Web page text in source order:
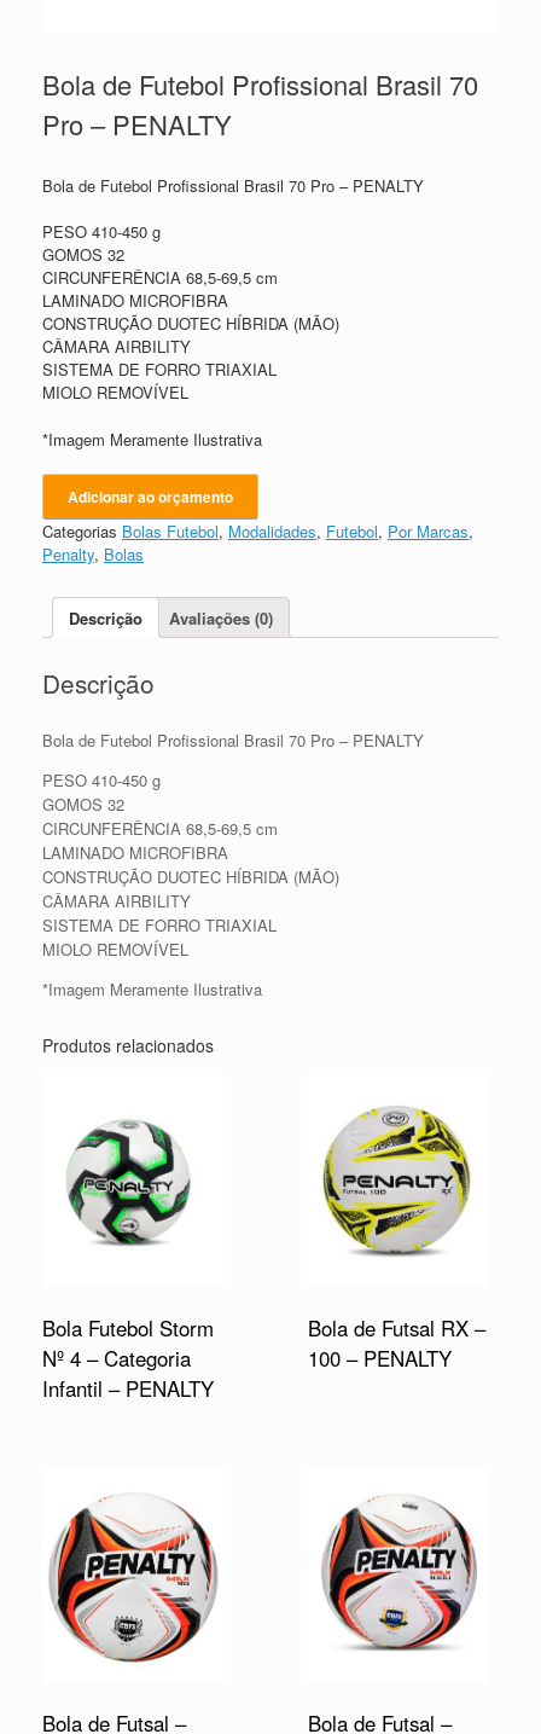
Bola de Futebol Profissional Brasil 70
Pro – PENALTY
Bola de Futebol Profissional Brasil 70 Pro – PENALTY
PESO 410-450 g
GOMOS 32
CIRCUNFERÊNCIA 68,5-69,5 cm
LAMINADO MICROFIBRA
CONSTRUÇÃO DUOTEC HÍBRIDA (MÃO)
CÂMARA AIRBILITY
SISTEMA DE FORRO TRIAXIAL
MIOLO REMOVÍVEL
*Imagem Meramente Ilustrativa
Adicionar ao orçamento
Categorias Bolas Futebol, Modalidades, Futebol, Por Marcas,
Penalty, Bolas
Descrição Avaliações (0)
Descrição
Bola de Futebol Profissional Brasil 70 Pro – PENALTY
PESO 410-450 g
GOMOS 32
CIRCUNFERÊNCIA 68,5-69,5 cm
LAMINADO MICROFIBRA
CONSTRUÇÃO DUOTEC HÍBRIDA (MÃO)
CÂMARA AIRBILITY
SISTEMA DE FORRO TRIAXIAL
MIOLO REMOVÍVEL
*Imagem Meramente Ilustrativa
Produtos relacionados
Bola Futebol Storm
Nº 4 – Categoria
Infantil – PENALTY
Bola de Futsal RX –
100 – PENALTY
Bola de Futsal – Bola de Futsal –